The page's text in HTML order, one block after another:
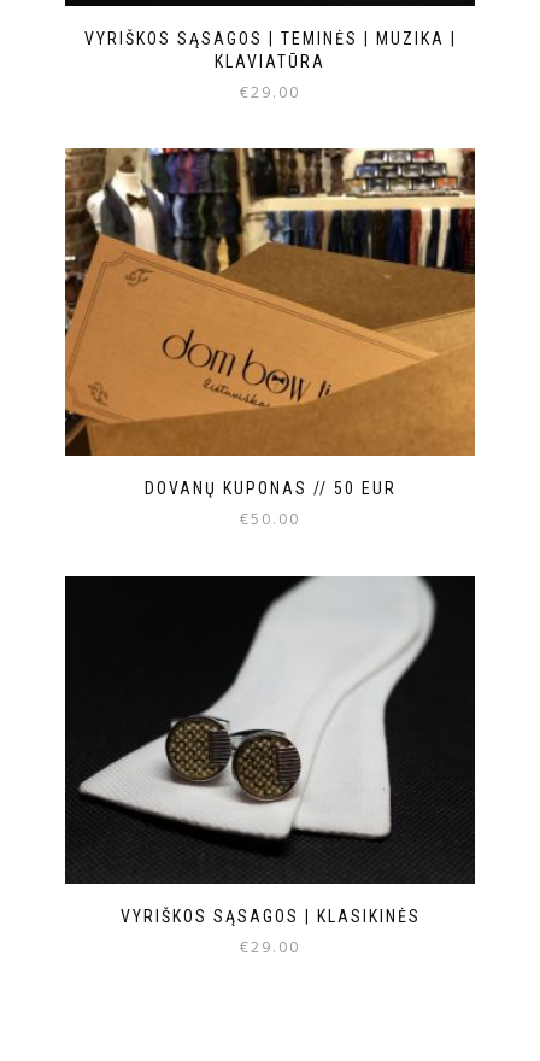
VYRIŠKOS SĄSAGOS | TEMINĖS | MUZIKA |
KLAVIATŪRA
€29.00
DOVANŲ KUPONAS // 50 EUR
€50.00
VYRIŠKOS SĄSAGOS | KLASIKINĖS
€29.00